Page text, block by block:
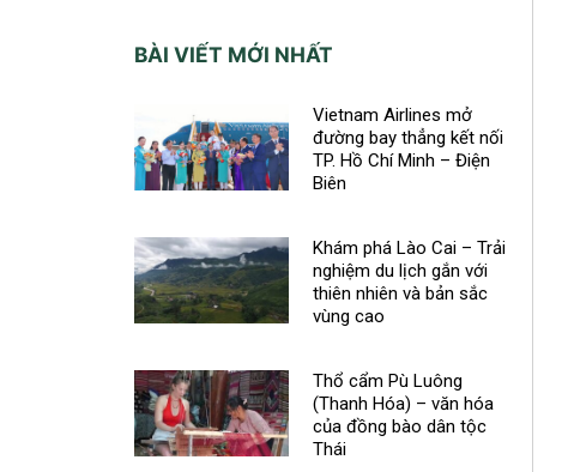
BÀI VIẾT MỚI NHẤT
Vietnam Airlines mở
đường bay thẳng kết nối
TP. Hồ Chí Minh – Điện
Biên
Khám phá Lào Cai – Trải
nghiệm du lịch gắn với
thiên nhiên và bản sắc
vùng cao
Thổ cẩm Pù Luông
(Thanh Hóa) – văn hóa
của đồng bào dân tộc
Thái